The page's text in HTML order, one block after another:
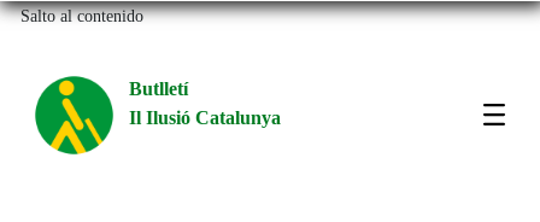
Salto al contenido
Butlletí
Il Ilusió Catalunya